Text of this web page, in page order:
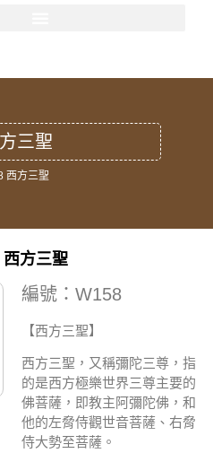
三聖
西方三聖
方三聖
編號：W158
【西方三聖】
西方三聖，又稱彌陀三尊，指
的是西方極樂世界三尊主要的
佛菩薩，即教主阿彌陀佛，和
他的左脅侍觀世音菩薩、右脅
侍大勢至菩薩。